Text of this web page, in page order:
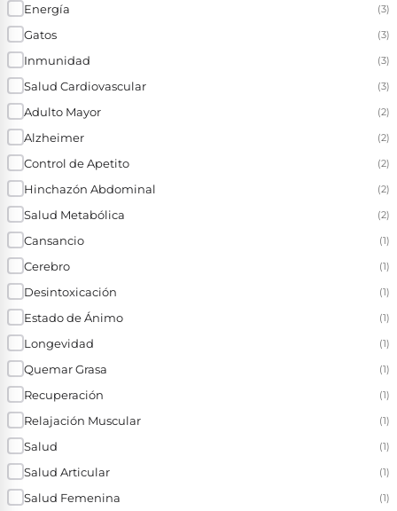
Energía (3)
Gatos (3)
Inmunidad (3)
Salud Cardiovascular (3)
Adulto Mayor (2)
Alzheimer (2)
Control de Apetito (2)
Hinchazón Abdominal (2)
Salud Metabólica (2)
Cansancio (1)
Cerebro (1)
Desintoxicación (1)
Estado de Ánimo (1)
Longevidad (1)
Quemar Grasa (1)
Recuperación (1)
Relajación Muscular (1)
Salud (1)
Salud Articular (1)
Salud Femenina (1)